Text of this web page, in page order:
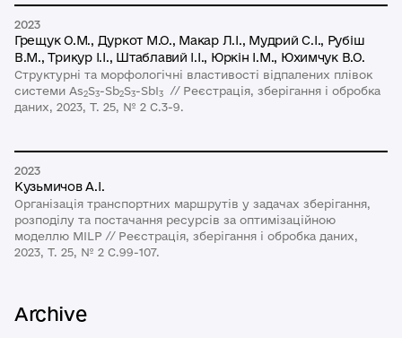
2023
Грещук О.М., Дуркот М.О., Макар Л.І., Мудрий С.І., Рубіш
В.М., Трикур І.І., Штаблавий І.І., Юркін І.М., Юхимчук В.О.
Структурні та морфологічні властивості відпалених плівок
системи As2S3-Sb2S3-SbI3
// Реєстрація, зберігання і обробка
даних, 2023, Т. 25, № 2 C.3-9.
2023
Кузьмичов А.І.
Організація транспортних маршрутів у задачах зберігання,
розподілу та постачання ресурсів за оптимізаційною
моделлю MILP // Реєстрація, зберігання і обробка даних,
2023, Т. 25, № 2 C.99-107.
Archive